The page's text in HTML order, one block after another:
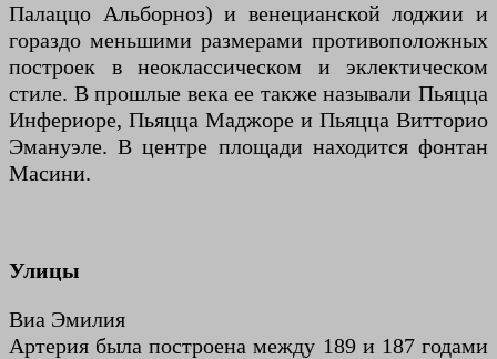
Палаццо Альборноз) и венецианской лоджии и
гораздо меньшими размерами противоположных
построек в неоклассическом и эклектическом
стиле. В прошлые века ее также называли Пьяцца
Инфериоре, Пьяцца Маджоре и Пьяцца Витторио
Эмануэле. В центре площади находится фонтан
Масини.
Улицы
Виа Эмилия
Артерия была построена между 189 и 187 годами